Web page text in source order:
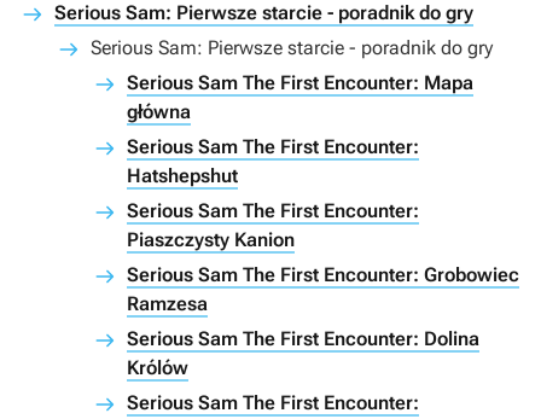
Serious Sam: Pierwsze starcie - poradnik do gry
Serious Sam: Pierwsze starcie - poradnik do gry
Serious Sam The First Encounter: Mapa
główna
Serious Sam The First Encounter:
Hatshepshut
Serious Sam The First Encounter:
Piaszczysty Kanion
Serious Sam The First Encounter: Grobowiec
Ramzesa
Serious Sam The First Encounter: Dolina
Królów
Serious Sam The First Encounter: